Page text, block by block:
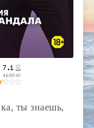
ты знаешь,